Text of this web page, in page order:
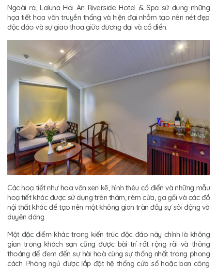
Ngoài ra, Laluna Hoi An Riverside Hotel & Spa sử dụng những
họa tiết hoa văn truyền thống và hiện đại nhằm tạo nên nét đẹp
độc đáo và sự giao thoa giữa đương đại và cổ điển.
Các hoạ tiết như hoa văn xen kẽ, hình thêu cổ điển và những mẫu
hoạ tiết khác được sử dụng trên thảm, rèm cửa, ga gối và các đồ
nội thất khác để tạo nên một không gian tràn đầy sự sôi động và
duyên dáng.
Một đặc điểm khác trong kiến trúc độc đáo này chính là không
gian trong khách sạn cũng được bài trí rất rộng rãi và thông
thoáng để đem đến sự hài hoà cùng sự thống nhất trong phong
cách. Phòng ngủ được lắp đặt hệ thống cửa sổ hoặc ban công